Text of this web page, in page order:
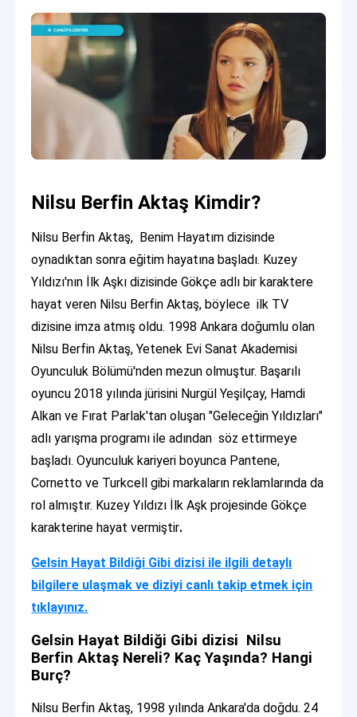
Nilsu Berfin Aktaş Kimdir?
Nilsu Berfin Aktaş, Benim Hayatım dizisinde
oynadıktan sonra eğitim hayatına başladı. Kuzey
Yıldızı'nın İlk Aşkı dizisinde Gökçe adlı bir karaktere
hayat veren Nilsu Berfin Aktaş, böylece ilk TV
dizisine imza atmış oldu. 1998 Ankara doğumlu olan
Nilsu Berfin Aktaş, Yetenek Evi Sanat Akademisi
Oyunculuk Bölümü'nden mezun olmuştur. Başarılı
oyuncu 2018 yılında jürisini Nurgül Yeşilçay, Hamdi
Alkan ve Fırat Parlak'tan oluşan "Geleceğin Yıldızları"
adlı yarışma programı ile adından söz ettirmeye
başladı. Oyunculuk kariyeri boyunca Pantene,
Cornetto ve Turkcell gibi markaların reklamlarında da
rol almıştır. Kuzey Yıldızı İlk Aşk projesinde Gökçe
karakterine hayat vermiştir.
Gelsin Hayat Bildiği Gibi dizisi ile ilgili detaylı
bilgilere ulaşmak ve diziyi canlı takip etmek için
tıklayınız.
Gelsin Hayat Bildiği Gibi dizisi Nilsu
Berfin Aktaş Nereli? Kaç Yaşında? Hangi
Burç?
Nilsu Berfin Aktaş, 1998 yılında Ankara'da doğdu. 24